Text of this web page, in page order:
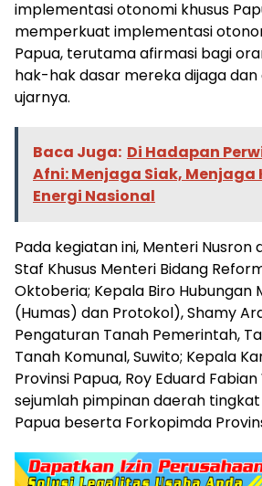
implementasi otonomi khusus
memperkuat implementasi
Papua, terutama afirmasi bagi
hak-hak dasar mereka dijaga dan
ujarnya.
Baca Juga: Di Hadapan
Afni: Menjaga Siak,
Energi Nasional
Pada kegiatan ini, Menteri Nusron
Staf Khusus Menteri Bidang
Oktoberia; Kepala Biro Hubungan
(Humas) dan Protokol), Shamy
Pengaturan Tanah Pemerintah,
Tanah Komunal, Suwito; Kepala
Provinsi Papua, Roy Eduard
sejumlah pimpinan daerah
Papua beserta Forkopimda